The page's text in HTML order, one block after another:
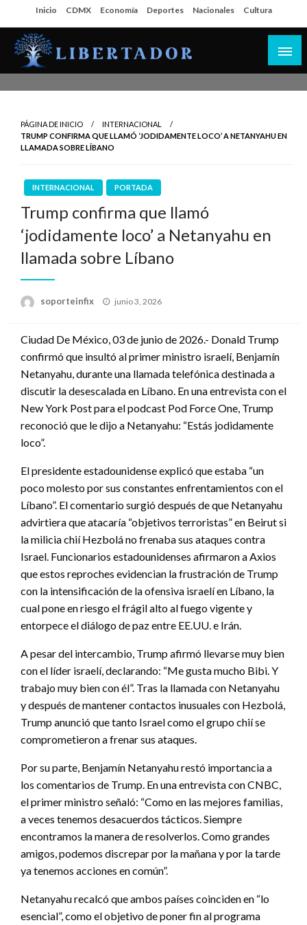
al
contenido
Inicio CDMX Economía Deportes Nacionales Cultura
PÁGINA DE INICIO
INTERNACIONAL
TRUMP CONFIRMA QUE LLAMÓ ‘JODIDAMENTE LOCO’ A NETANYAHU EN
LLAMADA SOBRE LÍBANO
INTERNACIONAL PORTADA
Trump confirma que llamó
‘jodidamente loco’ a Netanyahu en
llamada sobre Líbano
soporteinfix
Publicado
junio 3, 2026
Ciudad De México, 03 de junio de 2026.- Donald Trump
confirmó que insultó al primer ministro israelí, Benjamín
Netanyahu, durante una llamada telefónica destinada a
discutir la desescalada en Líbano. En una entrevista con el
New York Post para el podcast Pod Force One, Trump
reconoció que le dijo a Netanyahu: “Estás jodidamente
loco”.
El presidente estadounidense explicó que estaba “un
poco molesto por sus constantes enfrentamientos con el
Líbano”. El comentario surgió después de que Netanyahu
advirtiera que atacaría “objetivos terroristas” en Beirut si
la milicia chií Hezbolá no frenaba sus ataques contra
Israel. Funcionarios estadounidenses afirmaron a Axios
que estos reproches evidencian la frustración de Trump
con la intensificación de la ofensiva israelí en Líbano, la
cual pone en riesgo el frágil alto al fuego vigente y
entorpece el diálogo de paz entre EE.UU. e Irán.
A pesar del intercambio, Trump afirmó llevarse muy bien
con el líder israelí, declarando: “Me gusta mucho Bibi. Y
trabajo muy bien con él”. Tras la llamada con Netanyahu
y después de mantener contactos inusuales con Hezbolá,
Trump anunció que tanto Israel como el grupo chií se
comprometieron a frenar sus ataques.
Por su parte, Benjamín Netanyahu restó importancia a
los comentarios de Trump. En una entrevista con CNBC,
el primer ministro señaló: “Como en las mejores familias,
a veces tenemos desacuerdos tácticos. Siempre
encontramos la manera de resolverlos. Como grandes
amigos, podemos discrepar por la mañana y por la tarde
ya tenemos acciones en común”.
Netanyahu recalcó que ambos países coinciden en “lo
esencial”, como el objetivo de poner fin al programa